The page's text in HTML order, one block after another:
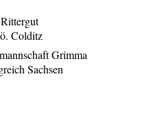
Rittergut
Colditz
Grimma
Sachsen